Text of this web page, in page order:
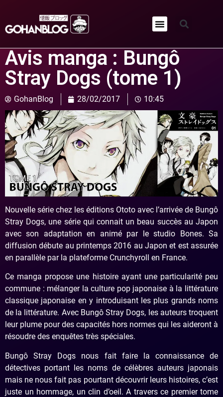
Avis manga : Bungô
Stray Dogs (tome 1)
GohanBlog 28/02/2017 10:45
Nouvelle série chez les éditions Ototo avec l’arrivée de Bungô
Stray Dogs, une série qui connait un beau succès au Japon
avec son adaptation en animé par le studio Bones. Sa
diffusion débute au printemps 2016 au Japon et est assurée
en parallèle par la plateforme Crunchyroll en France.
Ce manga propose une histoire ayant une particularité peu
commune : mélanger la culture pop japonaise à la littérature
classique japonaise en y introduisant les plus grands noms
de la littérature. Avec Bungô Stray Dogs, les auteurs troquent
leur plume pour des capacités hors normes qui les aideront à
résoudre des enquêtes très spéciales.
Bungô Stray Dogs nous fait faire la connaissance de
détectives portant les noms de célèbres auteurs japonais
mais ne nous fait pas pourtant découvrir leurs histoires, c’est
juste un hommage, un clin d’oeil. A travers ce premier tome